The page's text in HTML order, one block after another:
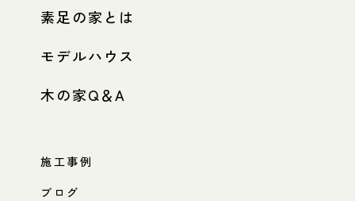
素足の家とは
モデルハウス
木の家Q＆A
施工事例
ブログ